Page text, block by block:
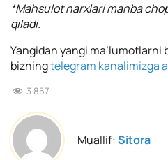
*Mahsulot narxlari manba
qiladi.
Yangidan yangi ma’lumotlarni
bizningtelegram kanalimizga
3 857
Muallif:Sitora